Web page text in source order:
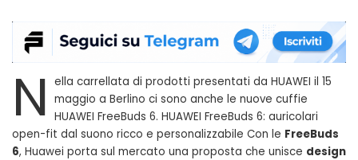
N ella carrellata di prodotti presentati da HUAWEI il 15
maggio a Berlino ci sono anche le nuove cuffie
HUAWEI FreeBuds 6. HUAWEI FreeBuds 6: auricolari
open-fit dal suono ricco e personalizzabile Con le FreeBuds
6, Huawei porta sul mercato una proposta che unisce design